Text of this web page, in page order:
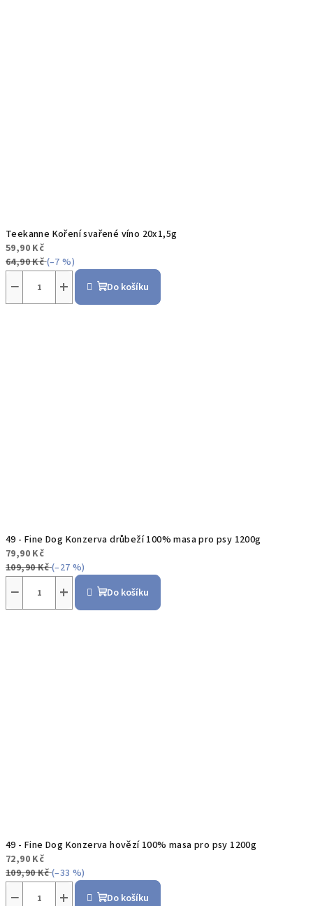
Teekanne Koření svařené víno 20x1,5g
59,90 Kč
64,90 Kč(–7 %)
+
− Do košíku
49 - Fine Dog Konzerva drůbeží 100% masa pro psy 1200g
79,90 Kč
109,90 Kč(–27 %)
+
− Do košíku
49 - Fine Dog Konzerva hovězí 100% masa pro psy 1200g
72,90 Kč
109,90 Kč(–33 %)
+
− Do košíku